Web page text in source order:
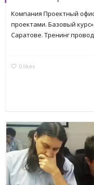
Компания Проектный
проектами. Базовый
Саратове. Тренинг
0 likes